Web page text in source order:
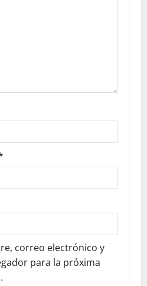
correo electrónico y
para la próxima